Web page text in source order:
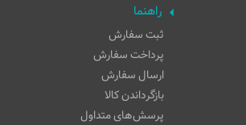
راهنما
ثبت سفارش
پرداخت سفارش
ارسال سفارش
بازگرداندن کالا
پرسش‌های متداول